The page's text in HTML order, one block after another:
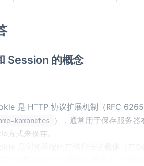
Session 的概念
是 HTTP 协议扩展机制（RFC
），通常用于保存服务器
方式来保存。